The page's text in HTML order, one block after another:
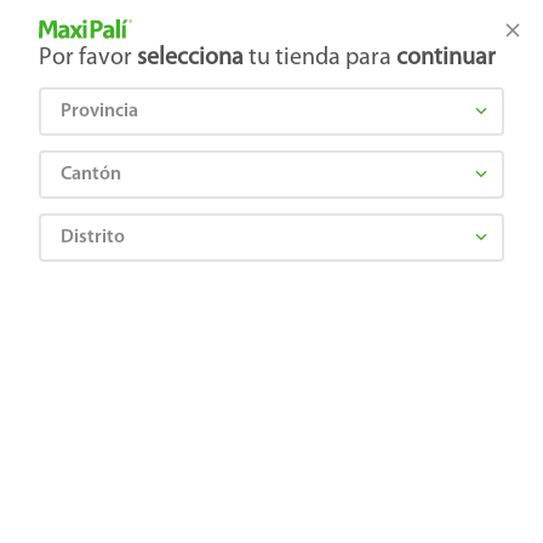
Tienda Maxi Palí
Por favor selecciona tu tienda para continuar
Provincia
Cantón
Distrito